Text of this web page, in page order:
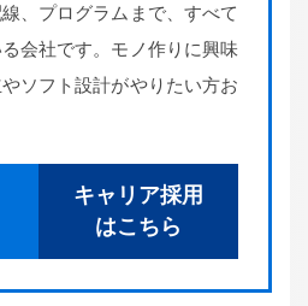
、プログラムまで、すべて
会社です。モノ作りに興味
ソフト設計がやりたい方お
キャリア採用
はこちら